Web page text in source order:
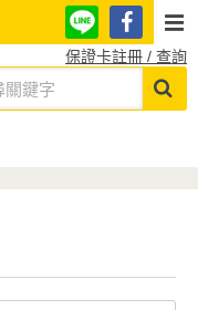
保證卡註冊 / 查詢